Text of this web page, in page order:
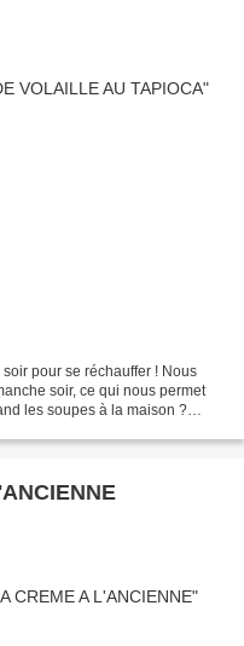
pour se réchauffer ! Nous
soir, ce qui nous permet
les soupes à la maison ?